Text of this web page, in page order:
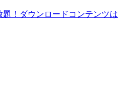
！ダウンロードコンテンツは